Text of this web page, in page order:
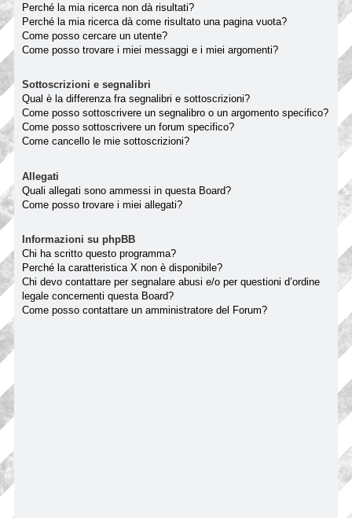
Perché la mia ricerca non dà risultati?
Perché la mia ricerca dà come risultato una pagina vuota?
Come posso cercare un utente?
Come posso trovare i miei messaggi e i miei argomenti?
Sottoscrizioni e segnalibri
Qual è la differenza fra segnalibri e sottoscrizioni?
Come posso sottoscrivere un segnalibro o un argomento specifico?
Come posso sottoscrivere un forum specifico?
Come cancello le mie sottoscrizioni?
Allegati
Quali allegati sono ammessi in questa Board?
Come posso trovare i miei allegati?
Informazioni su phpBB
Chi ha scritto questo programma?
Perché la caratteristica X non è disponibile?
Chi devo contattare per segnalare abusi e/o per questioni d’ordine
legale concernenti questa Board?
Come posso contattare un amministratore del Forum?